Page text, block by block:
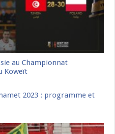
au Championnat
Koweït
2023 : programme et